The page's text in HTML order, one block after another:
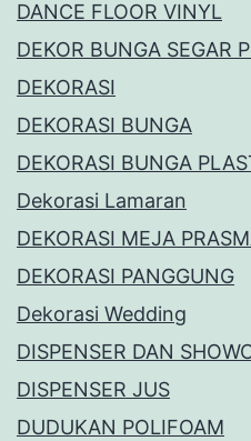
DANCE FLOOR VINYL
DEKOR BUNGA SEGAR
DEKORASI
DEKORASI BUNGA
DEKORASI BUNGA
Dekorasi Lamaran
DEKORASI MEJA
DEKORASI PANGGUNG
Dekorasi Wedding
DISPENSER DAN
DISPENSER JUS
DUDUKAN POLIFOAM